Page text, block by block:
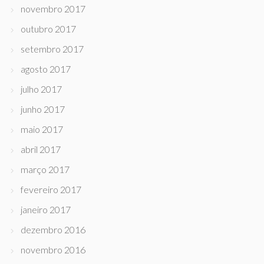
novembro 2017
outubro 2017
setembro 2017
agosto 2017
julho 2017
junho 2017
maio 2017
abril 2017
março 2017
fevereiro 2017
janeiro 2017
dezembro 2016
novembro 2016